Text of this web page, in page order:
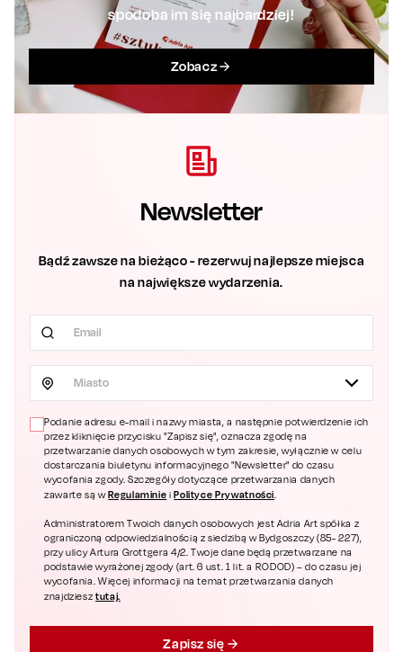
spodoba im się najbardziej!
Zobacz
Newsletter
Bądź zawsze na bieżąco - rezerwuj najlepsze miejsca
na największe wydarzenia.
Miasto
Podanie adresu e-mail i nazwy miasta, a następnie potwierdzenie ich
przez kliknięcie przycisku "Zapisz się", oznacza zgodę na
przetwarzanie danych osobowych w tym zakresie, wyłącznie w celu
dostarczania biuletynu informacyjnego "Newsletter" do czasu
wycofania zgody. Szczegóły dotyczące przetwarzania danych
zawarte są wRegulaminie iPolityce Prywatności
Administratorem Twoich danych osobowych jest Adria Art spółka z
ograniczoną odpowiedzialnością z siedzibą w Bydgoszczy (85- 227),
przy ulicy Artura Grottgera 4/2. Twoje dane będą przetwarzane na
podstawie wyrażonej zgody (art. 6 ust. 1 lit. a RODOD) – do czasu jej
wycofania. Więcej informacji na temat przetwarzania danych
znajdziesztutaj.
Zapisz się